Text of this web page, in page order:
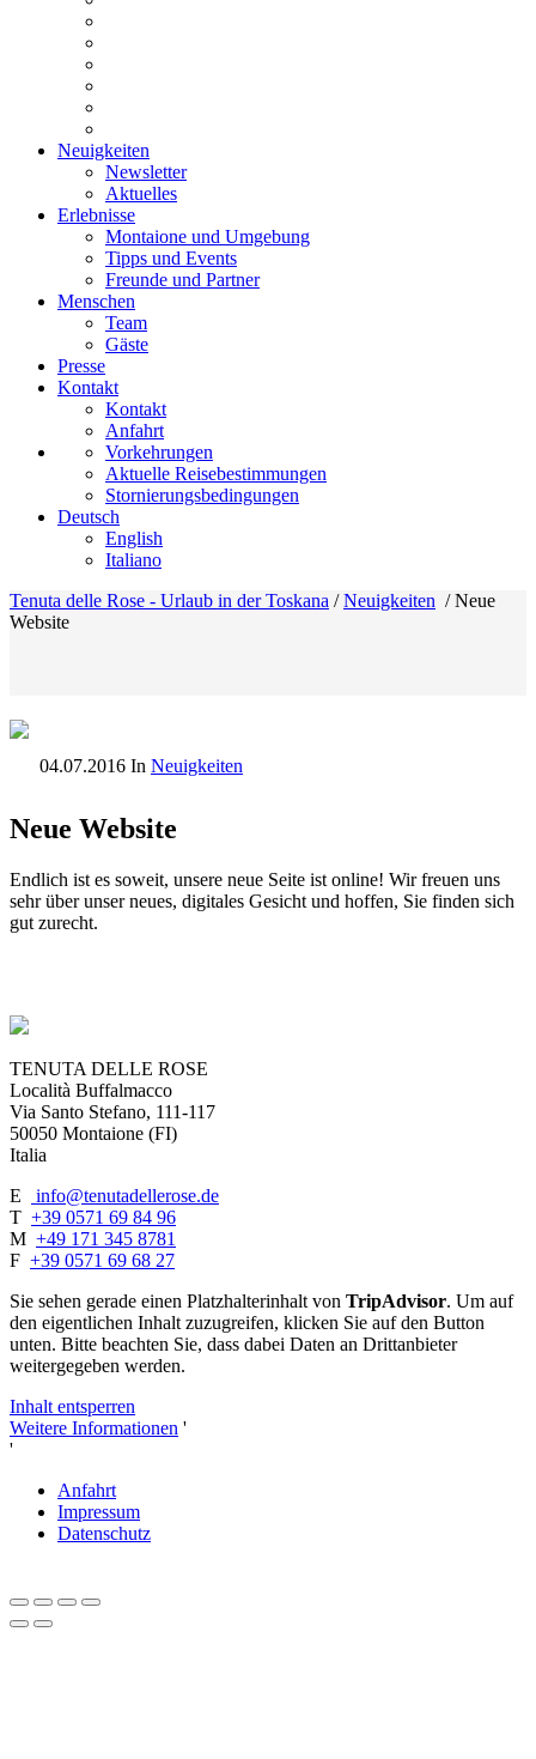
Neuigkeiten
Newsletter
Aktuelles
Erlebnisse
Montaione und Umgebung
Tipps und Events
Freunde und Partner
Menschen
Team
Gäste
Presse
Kontakt
Kontakt
Anfahrt
Vorkehrungen
Aktuelle Reisebestimmungen
Stornierungsbedingungen
Deutsch
English
Italiano
Tenuta delle Rose - Urlaub in der Toskana /Neuigkeiten /Neue
Website
04.07.2016 In Neuigkeiten
Neue Website
Endlich ist es soweit, unsere neue Seite ist online! Wir freuen uns
sehr über unser neues, digitales Gesicht und hoffen, Sie finden sich
gut zurecht.
TENUTA DELLE ROSE
Località Buffalmacco
Via Santo Stefano, 111-117
50050 Montaione (FI)
Italia
E
info@tenutadellerose.de
T +39 0571 69 84 96
M +49 171 345 8781
F +39 0571 69 68 27
Sie sehen gerade einen Platzhalterinhalt von TripAdvisor. Um auf
den eigentlichen Inhalt zuzugreifen, klicken Sie auf den Button
unten. Bitte beachten Sie, dass dabei Daten an Drittanbieter
weitergegeben werden.
Inhalt entsperren
Weitere Informationen '
'
Anfahrt
Impressum
Datenschutz